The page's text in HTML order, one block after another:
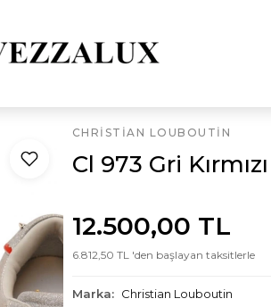
CHRISTIAN LOUBOUTIN
Cl 973 Gri
12.500,00 TL
6.812,50 TL 'den başlayan taksitlerle
Marka: Christian Louboutin